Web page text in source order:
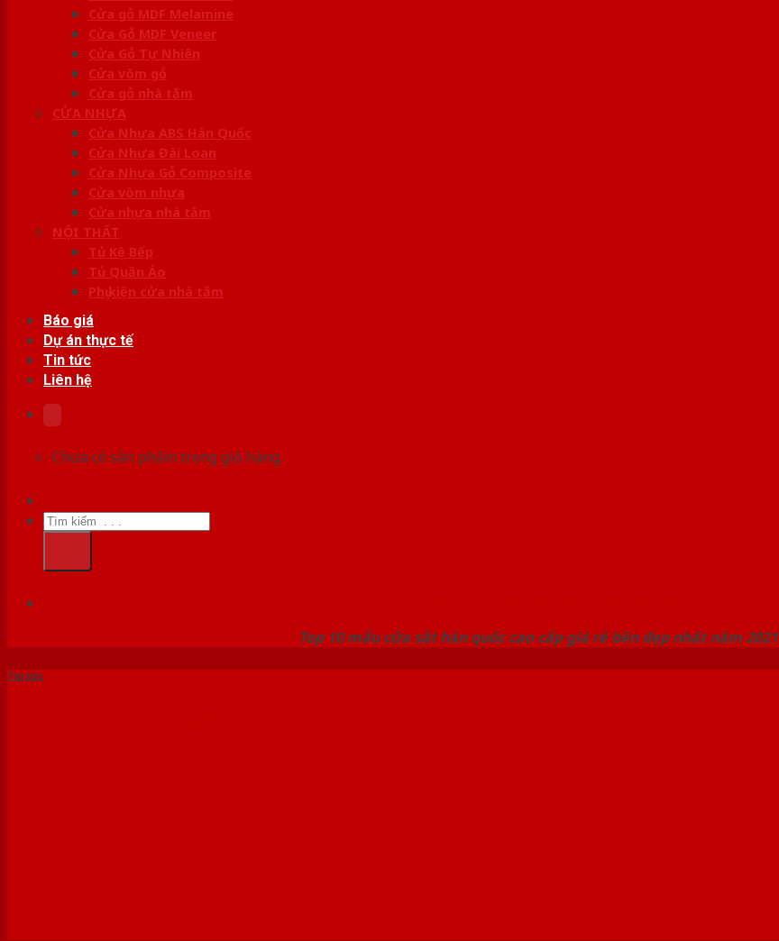
Cửa gỗ MDF Melamine
Cửa Gỗ MDF Veneer
Cửa Gỗ Tự Nhiên
Cửa vòm gỗ
Cửa gỗ nhà tắm
CỬA NHỰA
Cửa Nhựa ABS Hàn Quốc
Cửa Nhựa Đài Loan
Cửa Nhựa Gỗ Composite
Cửa vòm nhựa
Cửa nhựa nhà tắm
NỘI THẤT
Tủ Kệ Bếp
Tủ Quần Áo
Phụ kiện cửa nhà tắm
Báo giá
Dự án thực tế
Tin tức
Liên hệ
Chưa có sản phẩm trong giỏ hàng.
Tìm
kiếm:
Top 10 mẫu cửa sắt hàn quốc cao cấp giá rẻ bền đẹp nhất năm 2021
Tin tức